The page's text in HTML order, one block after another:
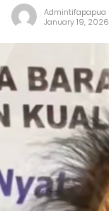
Admintifapapua
January 19, 2026